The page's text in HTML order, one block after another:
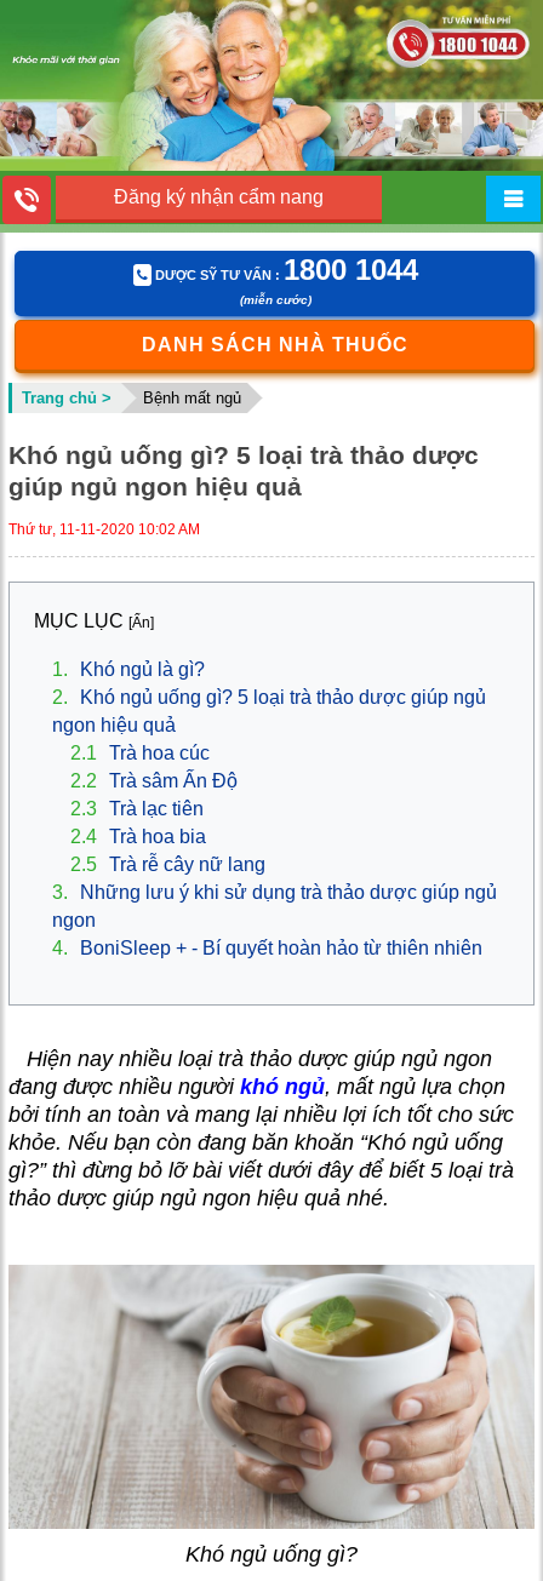
Đăng ký nhận cẩm nang
DƯỢC SỸ TƯ VẤN : 1800 1044
(miễn cước)
DANH SÁCH NHÀ THUỐC
Trang chủ > Bệnh mất ngủ
Khó ngủ uống gì? 5 loại trà thảo dược
giúp ngủ ngon hiệu quả
Thứ tư, 11-11-2020 10:02 AM
MỤC LỤC [Ẩn]
1.
Khó ngủ là gì?
2.
Khó ngủ uống gì? 5 loại trà thảo dược giúp ngủ
ngon hiệu quả
2.1
Trà hoa cúc
2.2
Trà sâm Ấn Độ
2.3 Trà lạc tiên
2.4 Trà hoa bia
2.5 Trà rễ cây nữ lang
3.
Những lưu ý khi sử dụng trà thảo dược giúp ngủ
ngon
4.
BoniSleep + - Bí quyết hoàn hảo từ thiên nhiên
Hiện nay nhiều loại trà thảo dược giúp ngủ ngon
đang được nhiều người khó ngủ, mất ngủ lựa chọn
bởi tính an toàn và mang lại nhiều lợi ích tốt cho sức
khỏe. Nếu bạn còn đang băn khoăn “Khó ngủ uống
gì?” thì đừng bỏ lỡ bài viết dưới đây để biết 5 loại trà
thảo dược giúp ngủ ngon hiệu quả nhé.
Khó ngủ uống gì?